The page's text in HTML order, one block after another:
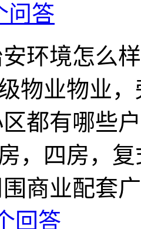
问答
环境怎么
物业物业
都有哪些
，四房，复
商业配套
回答